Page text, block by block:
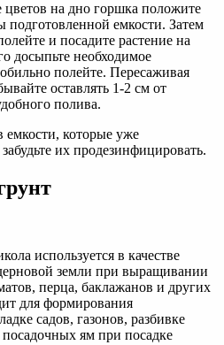
цветов на дно горшка положите
подготовленной емкости. Затем
и посадите растение на
досыпьте необходимое
полейте. Пересаживая
оставлять 1-2 см от
полива.
емкости, которые уже
их продезинфицировать.
используется в качестве
земли при выращивании
перца, баклажанов и других
для формирования
садов, газонов, разбивке
ям при посадке